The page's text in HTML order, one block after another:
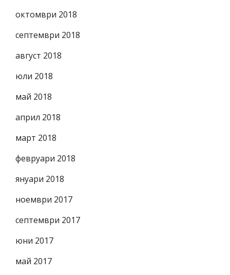
октомври 2018
септември 2018
август 2018
юли 2018
май 2018
април 2018
март 2018
февруари 2018
януари 2018
ноември 2017
септември 2017
юни 2017
май 2017